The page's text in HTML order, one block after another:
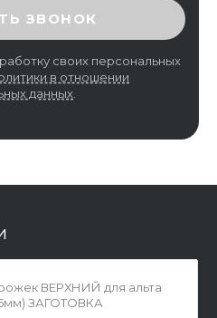
КОД
ЗВОНОК
своих персональных
в отношении
данных
ВЕРХНИЙ для альта
ЗАГОТОВКА